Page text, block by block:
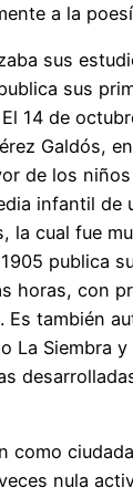
a la
sus
sus
14 de
Galdós,
de los
infantil de
la cual fue
publica
horas, con
Es también
La Siembra
como
nula